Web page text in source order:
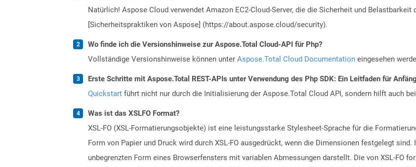
Natürlich! Aspose Cloud verwendet Amazon EC2-Cloud-Server, die die Sicherheit und
[Sicherheitspraktiken von Aspose] (https://about.aspose.cloud/security).
Wo finde ich die Versionshinweise zur Aspose.Total Cloud-API für Php?
Vollständige Versionshinweise können unter Aspose.Total Cloud Documentation eingesehen
Erste Schritte mit Aspose.Total REST-APIs unter Verwendung des Php SDK: Ein Leitfaden für
Quickstart führt nicht nur durch die Initialisierung der Aspose.Total Cloud API, sondern hilft auch
Was ist das XSLFO Format?
XSL-FO (XSL-Formatierungsobjekte) ist eine leistungsstarke Stylesheet-Sprache für die
Form von Papier und Druck wird durch XSL-FO ausgedrückt, wenn die Dimensionen festgelegt
unbegrenzten Form eines Browserfensters mit variablen Abmessungen darstellt. Die von XSL-FO